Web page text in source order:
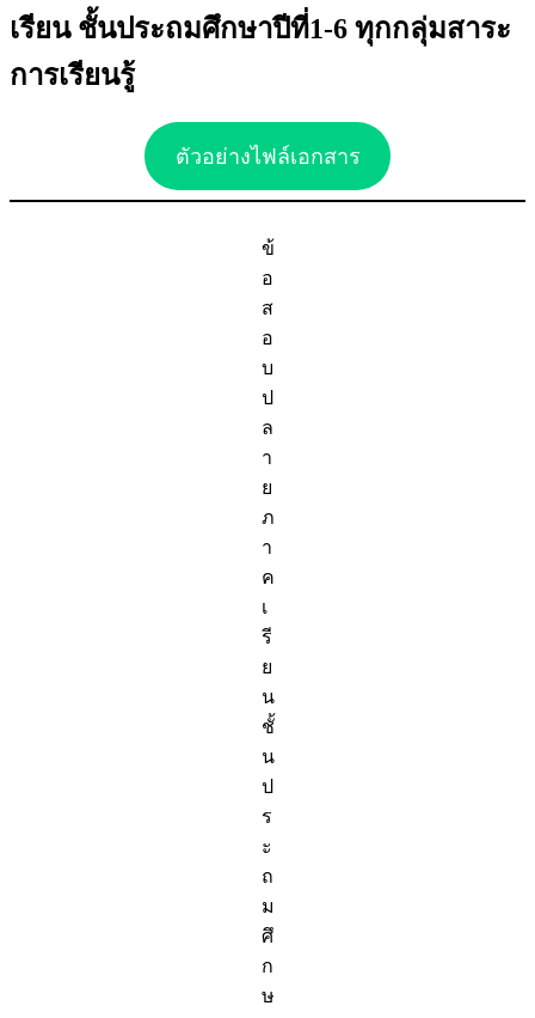
เรียน ชั้นประถมศึกษาปีที่1-6 ทุกกลุ่มสาระ
การเรียนรู้
ตัวอย่างไฟล์เอกสาร
ข้
อ
ส
อ
บ
ป
ล
า
ย
ภ
า
ค
เ
รี
ย
น
ชั้
น
ป
ร
ะ
ถ
ม
ศึ
ก
ษ